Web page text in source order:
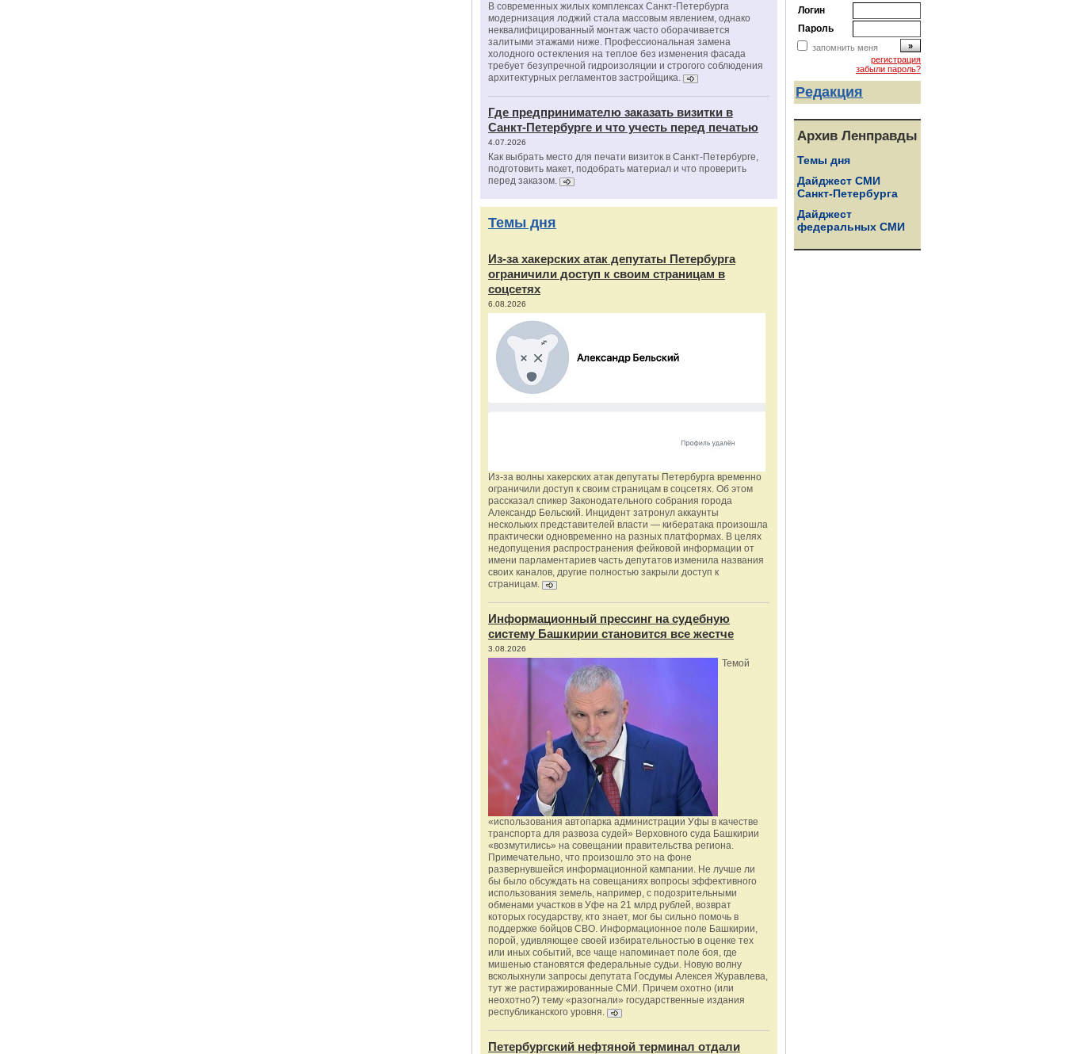
В современных жилых комплексах Санкт-Петербурга
модернизация лоджий стала массовым явлением, однако
неквалифицированный монтаж часто оборачивается
залитыми этажами ниже. Профессиональная замена
холодного остекления на теплое без изменения фасада
требует безупречной гидроизоляции и строгого соблюдения
архитектурных регламентов застройщика.
Где предпринимателю заказать визитки в
Санкт-Петербурге и что учесть перед печатью
4.07.2026
Как выбрать место для печати визиток в Санкт-Петербурге,
подготовить макет, подобрать материал и что проверить
перед заказом.
Темы дня
Из‑за хакерских атак депутаты Петербурга
ограничили доступ к своим страницам в
соцсетях
6.08.2026
Из‑за волны хакерских атак депутаты Петербурга временно
ограничили доступ к своим страницам в соцсетях. Об этом
рассказал спикер Законодательного собрания города
Александр Бельский. Инцидент затронул аккаунты
нескольких представителей власти — кибератака произошла
практически одновременно на разных платформах. В целях
недопущения распространения фейковой информации от
имени парламентариев часть депутатов изменила названия
своих каналов, другие полностью закрыли доступ к
страницам.
Информационный прессинг на судебную
систему Башкирии становится все жестче
3.08.2026
Темой
«использования автопарка администрации Уфы в качестве
транспорта для развоза судей» Верховного суда Башкирии
«возмутились» на совещании правительства региона.
Примечательно, что произошло это на фоне
развернувшейся информационной кампании. Не лучше ли
бы было обсуждать на совещаниях вопросы эффективного
использования земель, например, с подозрительными
обменами участков в Уфе на 21 млрд рублей, возврат
которых государству, кто знает, мог бы сильно помочь в
поддержке бойцов СВО. Информационное поле Башкирии,
порой, удивляющее своей избирательностью в оценке тех
или иных событий, все чаще напоминает поле боя, где
мишенью становятся федеральные судьи. Новую волну
всколыхнули запросы депутата Госдумы Алексея Журавлева,
тут же растиражированные СМИ. Причем охотно (или
неохотно?) тему «разогнали» государственные издания
республиканского уровня.
Петербургский нефтяной терминал отдали
Логин
Пароль
запомнить меня
регистрация
забыли пароль?
Редакция
Архив Ленправды
Темы дня
Дайджест СМИ
Санкт-Петербурга
Дайджест
федеральных СМИ